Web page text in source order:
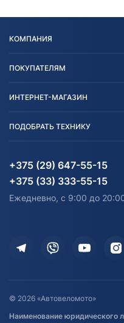
КОМПАНИЯ
Блог
Карта сайта
ПОКУПАТЕЛЯМ
Согласие на обработку
Информация до получения
согласия на обработку
Доставка
Дополнительные услуги
Оставить отзыв
Договор публичной оферты
ИНТЕРНЕТ-МАГАЗИН
Агротехника
Водный транспорт
Электротранспорт
Здоровье
ПОДОБРАТЬ ТЕХНИКУ
Агротехника
Электротранспорт
+375 (29) 647-55-15
+375 (33) 333-55-15
Ежедневно, с 9:00 до
© 2026 «Автовеломото»
Наименование юридического